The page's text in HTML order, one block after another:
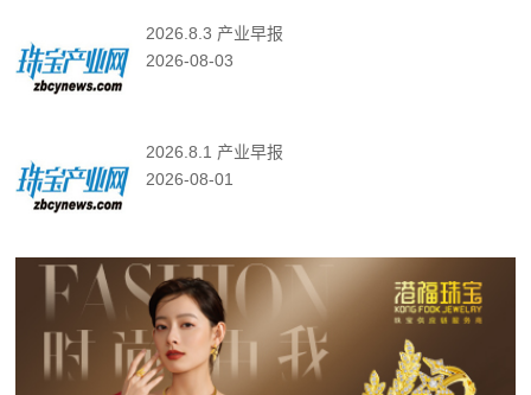
2026.8.3 产业早报
2026-08-03
2026.8.1 产业早报
2026-08-01